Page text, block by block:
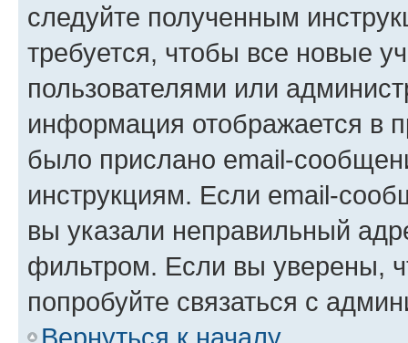
следуйте полученным
требуется, чтобы все новые
пользователями или
информация отображается в
было прислано email-
инструкциям. Если email-
вы указали неправильный
фильтром. Если вы уверены,
попробуйте связаться с
Вернуться к началу